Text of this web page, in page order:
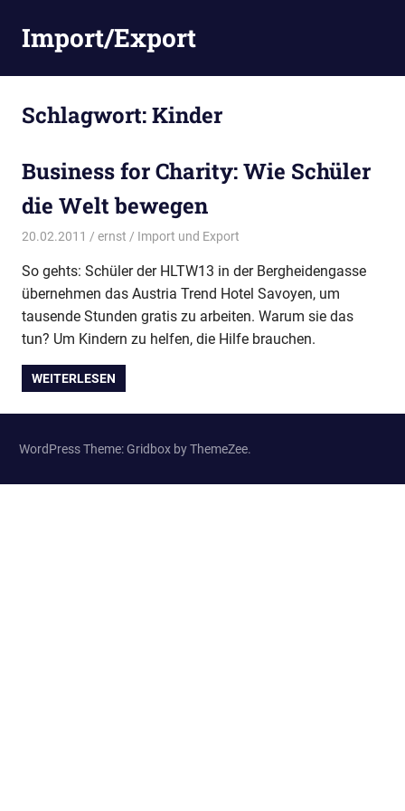
InhaltImport/Export
Schlagwort:Kinder
Business for Charity: Wie Schüler
die Welt bewegen
20.02.2011 ernst Import und Export
So gehts: Schüler der HLTW13 in der Bergheidengasse
übernehmen das Austria Trend Hotel Savoyen, um
tausende Stunden gratis zu arbeiten. Warum sie das
tun? Um Kindern zu helfen, die Hilfe brauchen.
WEITERLESEN
WordPress Theme: Gridbox by ThemeZee.